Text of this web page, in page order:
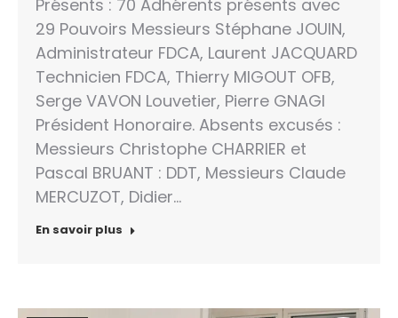
Présents : 70 Adhérents présents avec
29 Pouvoirs Messieurs Stéphane JOUIN,
Administrateur FDCA, Laurent JACQUARD
Technicien FDCA, Thierry MIGOUT OFB,
Serge VAVON Louvetier, Pierre GNAGI
Président Honoraire. Absents excusés :
Messieurs Christophe CHARRIER et
Pascal BRUANT : DDT, Messieurs Claude
MERCUZOT, Didier…
En savoir plus